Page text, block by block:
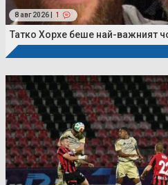
8 авг 2026 | 1
Татко Хорхе беше най-важният